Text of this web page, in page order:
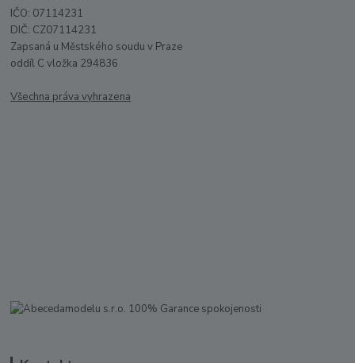
IČO: 07114231
DIČ: CZ07114231
Zapsaná u Městského soudu v Praze
oddíl C vložka 294836
Všechna práva vyhrazena